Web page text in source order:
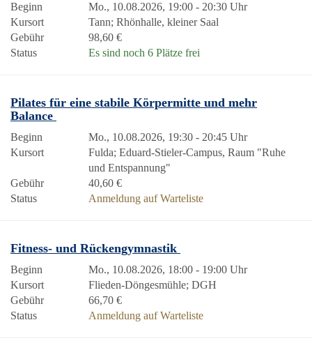
Beginn
Mo., 10.08.2026, 19:00 - 20:30 Uhr
Kursort
Tann; Rhönhalle, kleiner Saal
Gebühr
98,60 €
Status
Es sind noch 6 Plätze frei
Pilates für eine stabile Körpermitte und mehr
Balance
Beginn
Mo., 10.08.2026, 19:30 - 20:45 Uhr
Kursort
Fulda; Eduard-Stieler-Campus, Raum "Ruhe
und Entspannung"
Gebühr
40,60 €
Status
Anmeldung auf Warteliste
Fitness- und Rückengymnastik
Beginn
Mo., 10.08.2026, 18:00 - 19:00 Uhr
Kursort
Flieden-Döngesmühle; DGH
Gebühr
66,70 €
Status
Anmeldung auf Warteliste